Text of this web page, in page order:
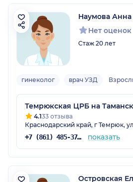
Наумова
Нет оценок
Стаж 20 лет
гинеколог врач УЗД
Темрюкская ЦРБ на
4.133 отзыва
Краснодарский край, г Темрюк,
+7 (861) 485-37-14 показать
Островская